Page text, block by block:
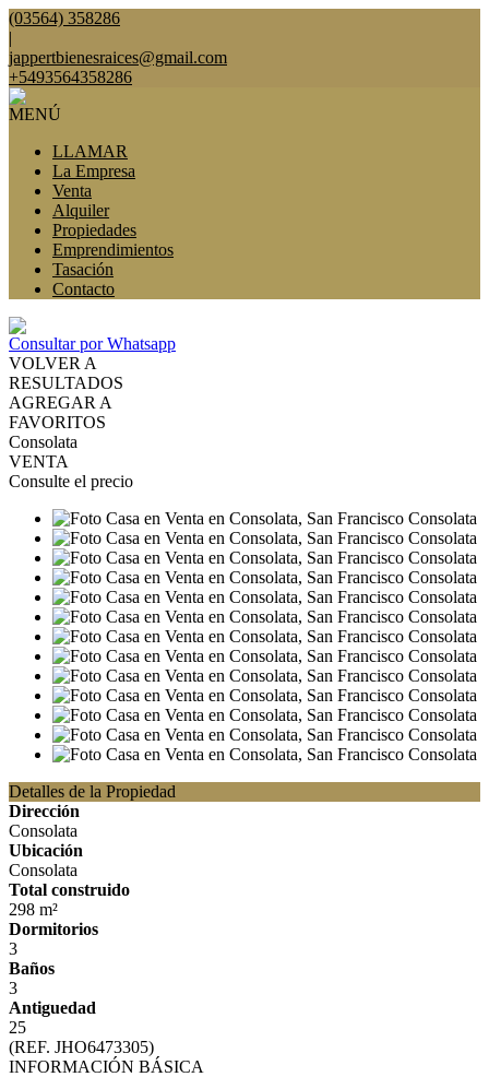
(03564) 358286
|
jappertbienesraices@gmail.com
+5493564358286
MENÚ
LLAMAR
La Empresa
Venta
Alquiler
Propiedades
Emprendimientos
Tasación
Contacto
Consultar por Whatsapp
VOLVER A
RESULTADOS
AGREGAR A
FAVORITOS
Consolata
VENTA
Consulte el precio
Detalles de la Propiedad
Dirección
Consolata
Ubicación
Consolata
Total construido
298 m²
Dormitorios
3
Baños
3
Antiguedad
25
(REF. JHO6473305)
INFORMACIÓN BÁSICA